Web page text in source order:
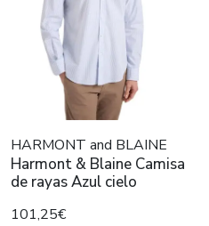
HARMONT and BLAINE
Harmont & Blaine Camisa
de rayas Azul cielo
101,25€